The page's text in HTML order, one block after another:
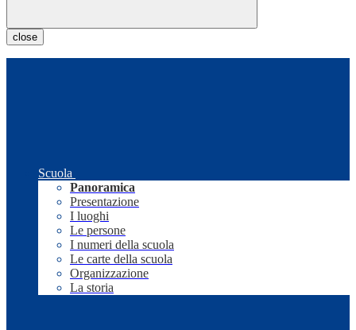
close
Scuola
Panoramica
Presentazione
I luoghi
Le persone
I numeri della scuola
Le carte della scuola
Organizzazione
La storia